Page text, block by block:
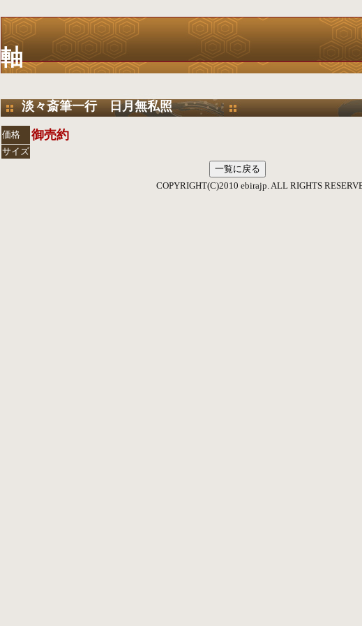
軸
淡々斎筆一行 日月無私照
価格 御売約
サイズ
COPYRIGHT(C)2010 ebirajp. ALL RIGHTS